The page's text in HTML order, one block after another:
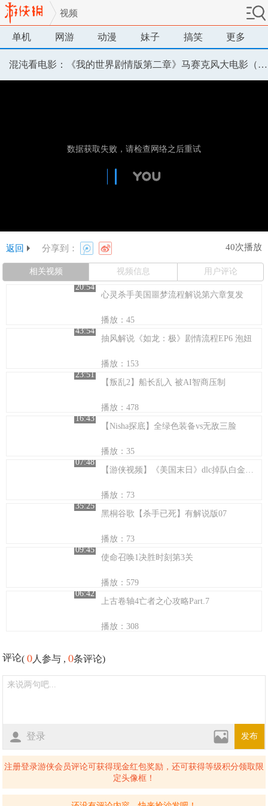
视频
单机 网游 动漫 妹子 搞笑 更多
混沌看电影：《我的世界剧情版第二章》马赛克风大电影（第一集 Ellegaard and Magnus）
返回 分享到： 40次播放
相关视频 视频信息
用户评论
20:54
心灵杀手美国噩梦流程解说第六章复发
播放：45
43:54
抽风解说《如龙：极》剧情流程EP6 泡妞
播放：153
23:51
【叛乱2】船长乱入 被AI智商压制
播放：478
16:43
【Nisha探底】全绿色装备vs无敌三脸
播放：35
07:48
【游侠视频】《美国末日》dlc掉队白金奖杯视频攻略
播放：73
35:25
黑桐谷歌【杀手已死】有解说版07
播放：73
09:45
使命召唤1决胜时刻第3关
播放：579
06:42
上古卷轴4亡者之心攻略Part.7
播放：308
评论(0 人参与 ,0条评论)
登录 发布
注册登录游侠会员评论可获得现金红包奖励，还可获得等级积分领取限
定头像框！